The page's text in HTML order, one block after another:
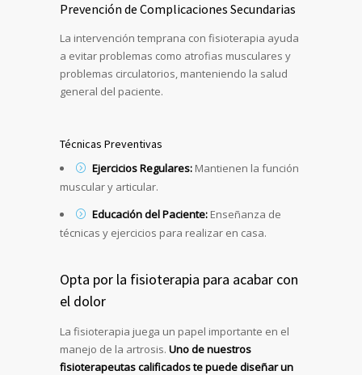
Prevención de Complicaciones Secundarias
La intervención temprana con fisioterapia ayuda
a evitar problemas como atrofias musculares y
problemas circulatorios, manteniendo la salud
general del paciente.
Técnicas Preventivas
Ejercicios Regulares: Mantienen la función
muscular y articular.
Educación del Paciente: Enseñanza de
técnicas y ejercicios para realizar en casa.
Opta por la fisioterapia para acabar con
el dolor
La fisioterapia juega un papel importante en el
manejo de la artrosis. Uno de nuestros
fisioterapeutas calificados te puede diseñar un